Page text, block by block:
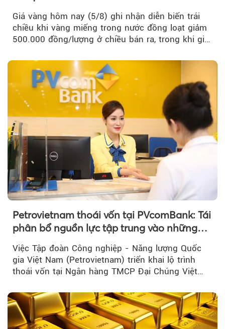
Giá vàng hôm nay (5/8) ghi nhận diễn biến trái
chiều khi vàng miếng trong nước đồng loạt giảm
500.000 đồng/lượng ở chiều bán ra, trong khi giá
thương hiệu.
Petrovietnam thoái vốn tại PVcomBank: Tái
phân bổ nguồn lực tập trung vào những
Việc Tập đoàn Công nghiệp - Năng lượng Quốc
gia Việt Nam (Petrovietnam) triển khai lộ trình
thoái vốn tại Ngân hàng TMCP Đại Chúng Việt